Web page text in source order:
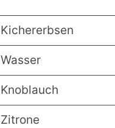
Kichererbsen
Wasser
Knoblauch
Zitrone